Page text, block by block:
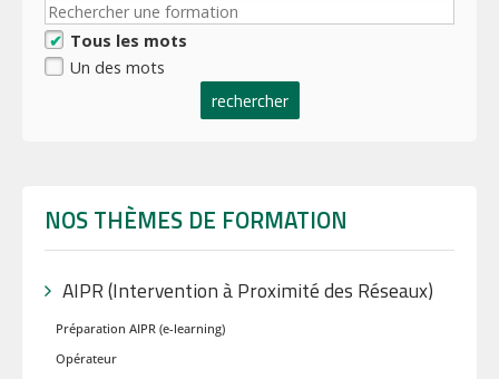
Tous les mots
Un des mots
rechercher
NOS THÈMES DE FORMATION
AIPR (Intervention à Proximité des Réseaux)
Préparation AIPR (e-learning)
Opérateur